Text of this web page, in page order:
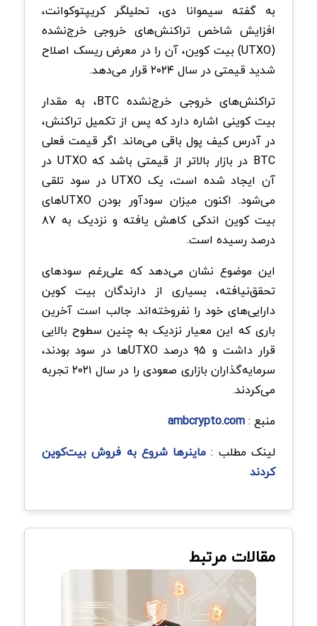
به گفته سیموانا دی، تحلیلگر کریپتوکوانت،
افزایش شاخص تراکنش‌های خروجی خرج‌نشده
(UTXO) بیت کوین، آن را در معرض ریسک اصلاح
شدید قیمتی در سال ۲۰۲۴ قرار می‌دهد.
تراکنش‌های خروجی خرج‌نشده BTC، به مقدار
بیت کوینی اشاره دارد که پس از تکمیل تراکنش،
در آدرس کیف پول باقی می‌ماند. اگر قیمت فعلی
BTC در بازار بالاتر از قیمتی باشد که UTXO در
آن ایجاد شده است، یک UTXO در سود تلقی
می‌شود. اکنون میزان سودآور بودن UTXOهای
بیت کوین اندکی کاهش یافته و نزدیک به ۸۷
درصد رسیده است.
این موضوع نشان می‌دهد که علی‌رغم سودهای
تحقق‌نیافته، بسیاری از دارندگان بیت کوین
دارایی‌های خود را نفروخته‌اند. جالب است آخرین
باری که این معیار نزدیک به چنین سطوح بالایی
قرار داشت و ۹۵ درصد UTXOها در سود بودند،
سرمایه‌گذاران بازاری صعودی را در سال ۲۰۲۱ تجربه
می‌کردند.
منبع :ambcrypto.com
لینک مطلب :ماینرها شروع به فروش بیت‌کوین
کردند
مقالات مرتبط